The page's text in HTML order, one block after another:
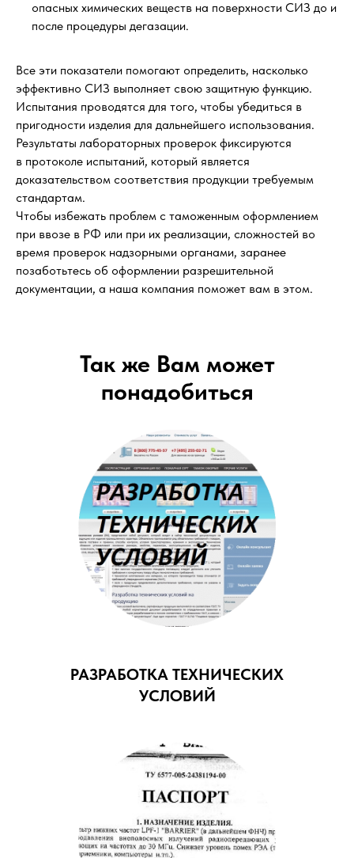
опасных химических веществ на поверхности СИЗ до и
после процедуры дегазации.
Все эти показатели помогают определить, насколько
эффективно СИЗ выполняет свою защитную функцию.
Испытания проводятся для того, чтобы убедиться в
пригодности изделия для дальнейшего использования.
Результаты лабораторных проверок фиксируются
в протоколе испытаний, который является
доказательством соответствия продукции требуемым
стандартам.
Чтобы избежать проблем с таможенным оформлением
при ввозе в РФ или при их реализации, сложностей во
время проверок надзорными органами, заранее
позаботьтесь об оформлении разрешительной
документации, а наша компания поможет вам в этом.
Так же Вам может
понадобиться
РАЗРАБОТКА ТЕХНИЧЕСКИХ
УСЛОВИЙ